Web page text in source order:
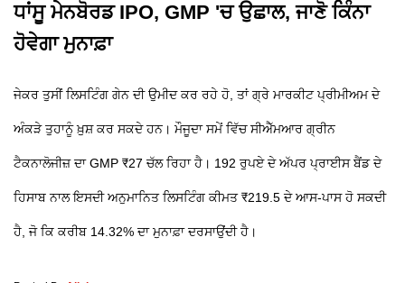
ਧਾਂਸੂ ਮੇਨਬੋਰਡ IPO, GMP 'ਚ ਉਛਾਲ, ਜਾਣੋ ਕਿੰਨਾ
ਹੋਵੇਗਾ ਮੁਨਾਫ਼ਾ
ਜੇਕਰ ਤੁਸੀਂ ਲਿਸਟਿੰਗ ਗੇਨ ਦੀ ਉਮੀਦ ਕਰ ਰਹੇ ਹੋ, ਤਾਂ ਗ੍ਰੇ ਮਾਰਕੀਟ ਪ੍ਰੀਮੀਅਮ ਦੇ
ਅੰਕੜੇ ਤੁਹਾਨੂੰ ਖ਼ੁਸ਼ ਕਰ ਸਕਦੇ ਹਨ। ਮੌਜੂਦਾ ਸਮੇਂ ਵਿੱਚ ਸੀਐੱਮਆਰ ਗ੍ਰੀਨ
ਟੈਕਨਾਲੋਜੀਜ਼ ਦਾ GMP ₹27 ਚੱਲ ਰਿਹਾ ਹੈ। 192 ਰੁਪਏ ਦੇ ਅੱਪਰ ਪ੍ਰਾਈਸ ਬੈਂਡ ਦੇ
ਹਿਸਾਬ ਨਾਲ ਇਸਦੀ ਅਨੁਮਾਨਿਤ ਲਿਸਟਿੰਗ ਕੀਮਤ ₹219.5 ਦੇ ਆਸ-ਪਾਸ ਹੋ ਸਕਦੀ
ਹੈ, ਜੋ ਕਿ ਕਰੀਬ 14.32% ਦਾ ਮੁਨਾਫ਼ਾ ਦਰਸਾਉਂਦੀ ਹੈ।